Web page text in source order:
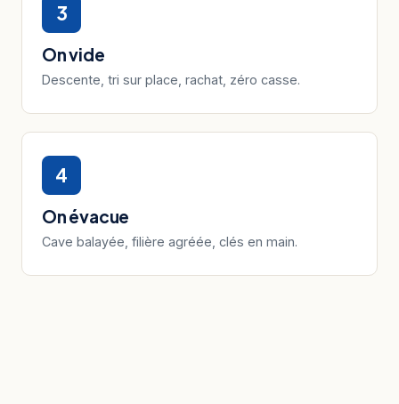
3
On vide
Descente, tri sur place, rachat, zéro casse.
4
On évacue
Cave balayée, filière agréée, clés en main.